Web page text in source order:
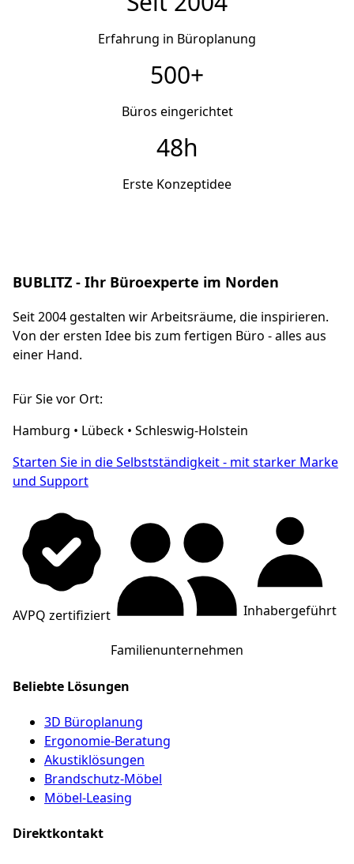
Erfahrung in Büroplanung
500+
Büros eingerichtet
48h
Erste Konzeptidee
BUBLITZ - Ihr Büroexperte im Norden
Seit 2004 gestalten wir Arbeitsräume, die inspirieren.
Von der ersten Idee bis zum fertigen Büro - alles aus
einer Hand.
Für Sie vor Ort:
Hamburg • Lübeck • Schleswig-Holstein
Starten Sie in die Selbstständigkeit - mit starker Marke
und Support
AVPQ zertifiziert
Familienunternehmen
Inhabergeführt
Beliebte Lösungen
3D Büroplanung
Ergonomie-Beratung
Akustiklösungen
Brandschutz-Möbel
Möbel-Leasing
Direktkontakt